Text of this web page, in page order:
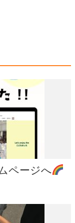
ページへ